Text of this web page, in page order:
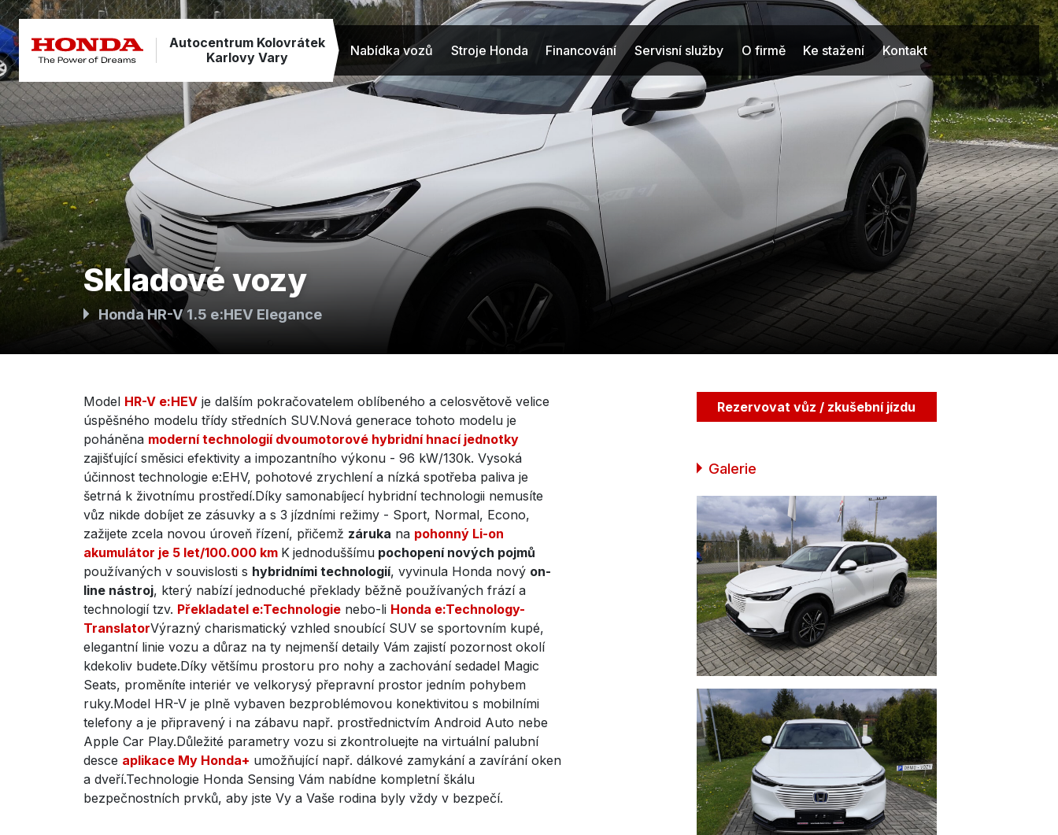
Autocentrum Kolovrátek
Karlovy Vary
Nabídka vozů Stroje Honda Financování Servisní služby O firmě Ke stažení Kontakt
Skladové vozy
Honda HR-V 1.5 e:HEV Elegance
Model HR-V e:HEV je dalším pokračovatelem oblíbeného a celosvětově velice
úspěšného modelu třídy středních SUV.Nová generace tohoto modelu je
poháněna moderní technologií dvoumotorové hybridní hnací jednotky
zajišťující směsici efektivity a impozantního výkonu - 96 kW/130k. Vysoká
účinnost technologie e:EHV, pohotové zrychlení a nízká spotřeba paliva je
šetrná k životnímu prostředí.Díky samonabíjecí hybridní technologii nemusíte
vůz nikde dobíjet ze zásuvky a s 3 jízdními režimy - Sport, Normal, Econo,
zažijete zcela novou úroveň řízení, přičemž záruka na pohonný Li-on
akumulátor je 5 let/100.000 km K jednoduššímu pochopení nových pojmů
používaných v souvislosti s hybridními technologií, vyvinula Honda nový on-
line nástroj, který nabízí jednoduché překlady běžně používaných frází a
technologií tzv. Překladatel e:Technologie nebo-li Honda e:Technology-
TranslatorVýrazný charismatický vzhled snoubící SUV se sportovním kupé,
elegantní linie vozu a důraz na ty nejmenší detaily Vám zajistí pozornost okolí
kdekoliv budete.Díky většímu prostoru pro nohy a zachování sedadel Magic
Seats, proměníte interiér ve velkorysý přepravní prostor jedním pohybem
ruky.Model HR-V je plně vybaven bezproblémovou konektivitou s mobilními
telefony a je připravený i na zábavu např. prostřednictvím Android Auto nebe
Apple Car Play.Důležité parametry vozu si zkontroluejte na virtuální palubní
desce aplikace My Honda+ umožňující např. dálkové zamykání a zavírání oken
a dveří.Technologie Honda Sensing Vám nabídne kompletní škálu
bezpečnostních prvků, aby jste Vy a Vaše rodina byly vždy v bezpečí.
Rezervovat vůz / zkušební jízdu
Galerie